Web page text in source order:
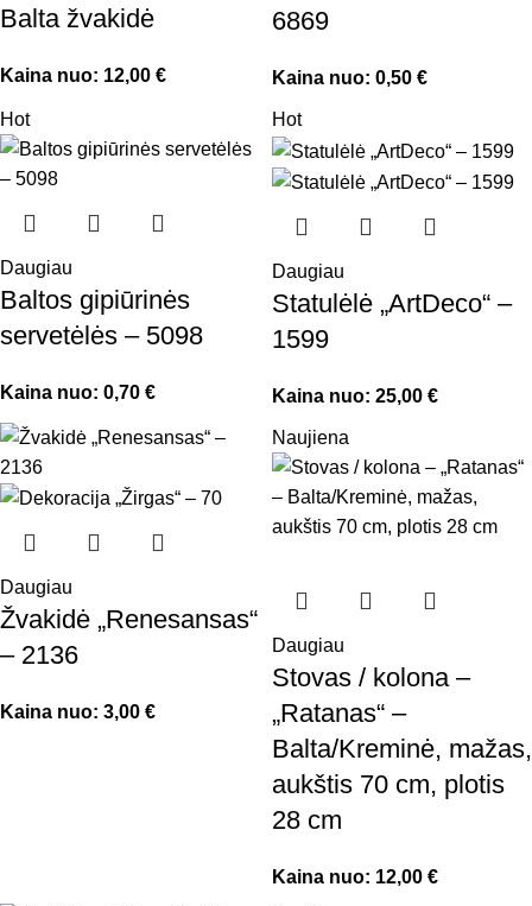
Balta žvakidė
Kaina nuo: 12,00 €
6869
Kaina nuo: 0,50 €
Hot
Daugiau
Baltos gipiūrinės
servetėlės – 5098
Kaina nuo: 0,70 €
Hot
Daugiau
Statulėlė „ArtDeco“ –
1599
Kaina nuo: 25,00 €
Daugiau
Žvakidė „Renesansas“
– 2136
Kaina nuo: 3,00 €
Naujiena
Daugiau
Stovas / kolona –
„Ratanas“ –
Balta/Kreminė, mažas,
aukštis 70 cm, plotis
28 cm
Kaina nuo: 12,00 €